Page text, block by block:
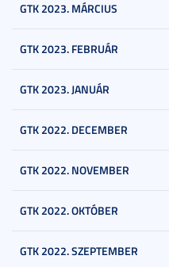
GTK 2023. MÁRCIUS
GTK 2023. FEBRUÁR
GTK 2023. JANUÁR
GTK 2022. DECEMBER
GTK 2022. NOVEMBER
GTK 2022. OKTÓBER
GTK 2022. SZEPTEMBER